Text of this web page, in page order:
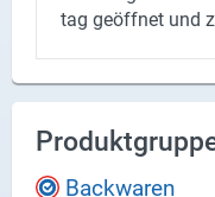
tag ge­öff­net und
Tor­tenUnd es kann auch di­rekt in un­se­ren Räu­
tags­früh­stück
Backwaren